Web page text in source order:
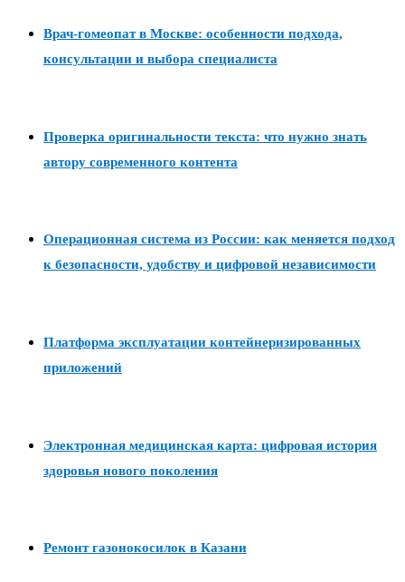
Врач-гомеопат в Москве: особенности подхода,
консультации и выбора специалиста
Проверка оригинальности текста: что нужно знать
автору современного контента
Операционная система из России: как меняется подход
к безопасности, удобству и цифровой независимости
Платформа эксплуатации контейнеризированных
приложений
Электронная медицинская карта: цифровая история
здоровья нового поколения
Ремонт газонокосилок в Казани